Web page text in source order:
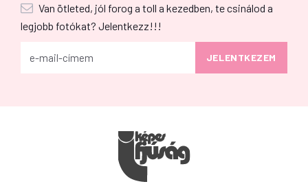
Van ötleted, jól forog a toll a kezedben, te csinálod a
legjobb fotókat? Jelentkezz!!!